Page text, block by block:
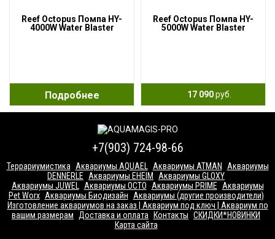
Reef Octopus Помпа HY-
4000W Water Blaster
Подробнее
Reef Octopus Помпа HY-
5000W Water Blaster
17 090руб.
+7(903) 724-98-66
Террариумистика Аквариумы AQUAEL Аквариумы ATMAN
Аквариумы
DENNERLE
Аквариумы EHEIM
Аквариумы GLOXY
Аквариумы JUWEL
Аквариумы OCTO Аквариумы PRIME
Аквариумы
Pet Worx Аквариумы Биодизайн
Аквариумы (другие производители)
Изготовление аквариумов на заказ | Аквариум под ключ | Аквариум по
вашим размерам
Доставка и оплата Контакты СКИДКИ*НОВИНКИ
Карта сайта